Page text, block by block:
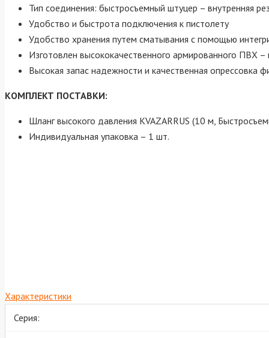
Тип соединения: быстросъемный штуцер – внутренняя
Удобство и быстрота подключения к пистолету
Удобство хранения путем сматывания с помощью
Изготовлен высококачественного армированного
Высокая запас надежности и качественная опрессовка
КОМПЛЕКТ ПОСТАВКИ:
Шланг высокого давления KVAZARRUS (10 м,
Индивидуальная упаковка – 1 шт.
Характеристики
Серия: